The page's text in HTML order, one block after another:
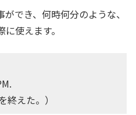
でき、何時何分のような、
使えます。
終えた。）